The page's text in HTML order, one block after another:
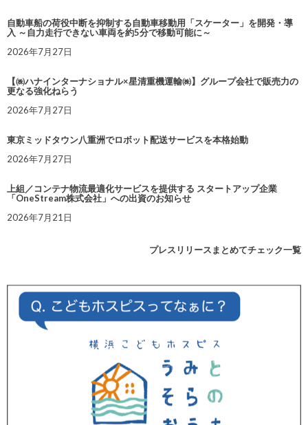
自動車船の荷役中断を抑制する自動車移動用「スケーター」を開発・導
入 ～自力走行できない車両を約5分で移動可能に～
2026年7月27日
【㈱ハナインターナショナル×星清重機運輸㈱】グループ会社で販売力の
更なる強化ねらう
2026年7月27日
東京ミッドタウン八重洲でロボット配送サービスを本格始動
2026年7月27日
上組／コンテナ物流最適化サービスを提供する スタートアップ企業
「OneStream株式会社」への出資のお知らせ
2026年7月21日
プレスリリースまとめてチェック一覧